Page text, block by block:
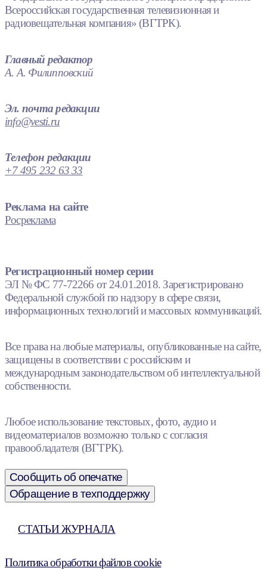
Всероссийская государственная телевизионная и
радиовещательная компания» (ВГТРК).
Главный редактор
А. А. Филипповский
Эл. почта редакции
info@vesti.ru
Телефон редакции
+7 495 232 63 33
Реклама на сайте
Росреклама
Регистрационный номер серии
ЭЛ № ФС 77-72266 от 24.01.2018. Зарегистрировано
Федеральной службой по надзору в сфере связи,
информационных технологий и массовых коммуникаций.
Все права на любые материалы, опубликованные на сайте,
защищены в соответствии с российским и
международным законодательством об интеллектуальной
собственности.
Любое использование текстовых, фото, аудио и
видеоматериалов возможно только с согласия
правообладателя (ВГТРК).
Сообщить об опечатке
Обращение в техподдержку
СТАТЬИ ЖУРНАЛА
Политика обработки файлов cookie